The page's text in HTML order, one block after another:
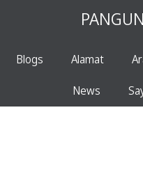
Blogs Alamat
News